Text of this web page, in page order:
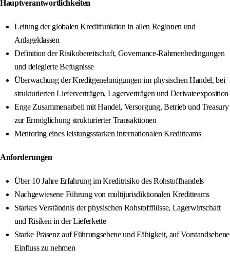
Hauptverantwortlichkeiten
Leitung der globalen Kreditfunktion in allen Regionen und
Anlageklassen
Definition der Risikobereitschaft, Governance-Rahmenbedingungen
und delegierte Befugnisse
Überwachung der Kreditgenehmigungen im physischen Handel, bei
strukturierten Lieferverträgen, Lagerverträgen und Derivateexposition
Enge Zusammenarbeit mit Handel, Versorgung, Betrieb und Treasury
zur Ermöglichung strukturierter Transaktionen
Mentoring eines leistungsstarken internationalen Kreditteams
Anforderungen
Über 10 Jahre Erfahrung im Kreditrisiko des Rohstoffhandels
Nachgewiesene Führung von multijurisdiktionalen Kreditteams
Starkes Verständnis der physischen Rohstoffflüsse, Lagerwirtschaft
und Risiken in der Lieferkette
Starke Präsenz auf Führungsebene und Fähigkeit, auf Vorstandsebene
Einfluss zu nehmen